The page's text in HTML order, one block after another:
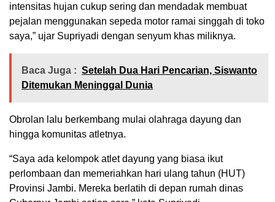
intensitas hujan cukup sering dan mendadak membuat
pejalan menggunakan sepeda motor ramai singgah di toko
saya,” ujar Supriyadi dengan senyum khas miliknya.
Baca Juga : Setelah Dua Hari Pencarian, Siswanto
Ditemukan Meninggal Dunia
Obrolan lalu berkembang mulai olahraga dayung dan
hingga komunitas atletnya.
“Saya ada kelompok atlet dayung yang biasa ikut
perlombaan dan memeriahkan hari ulang tahun (HUT)
Provinsi Jambi. Mereka berlatih di depan rumah dinas